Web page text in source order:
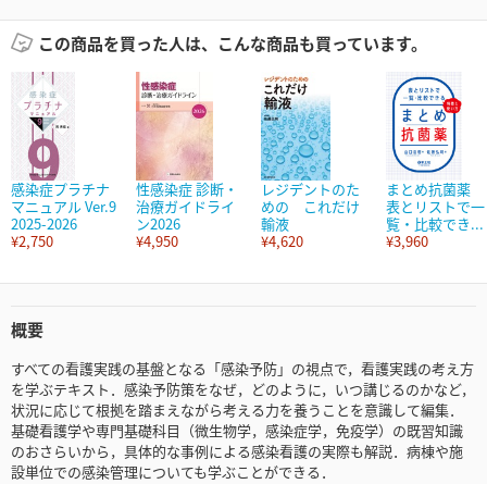
この商品を買った人は、こんな商品も買っています。
感染症プラチナ
マニュアル Ver.9
2025-2026
¥2,750
性感染症 診断・
治療ガイドライ
ン2026
¥4,950
レジデントのた
めの これだけ
輸液
¥4,620
まとめ抗菌薬
表とリストで一
覧・比較でき...
¥3,960
概要
すべての看護実践の基盤となる「感染予防」の視点で，看護実践の考え方
を学ぶテキスト．感染予防策をなぜ，どのように，いつ講じるのかなど，
状況に応じて根拠を踏まえながら考える力を養うことを意識して編集．
基礎看護学や専門基礎科目（微生物学，感染症学，免疫学）の既習知識
のおさらいから，具体的な事例による感染看護の実際も解説．病棟や施
設単位での感染管理についても学ぶことができる．